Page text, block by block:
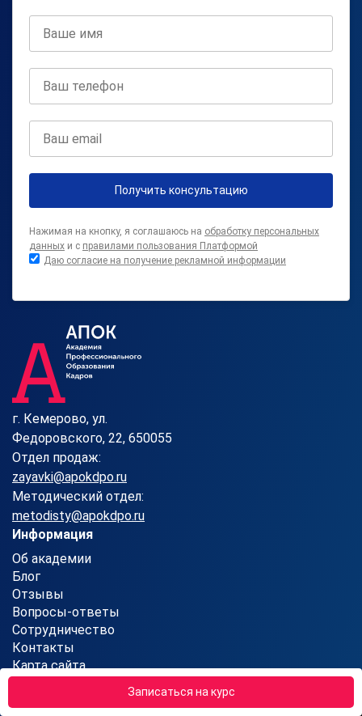
Записаться на курс
Получить консультацию
Нажимая на кнопку, я соглашаюсь на обработку персональных
данных и с правилами пользования Платформой
Даю согласие на получение рекламной информации
г. Кемерово, ул.
Федоровского, 22, 650055
Отдел продаж:
zayavki@apokdpo.ru
Методический отдел:
metodisty@apokdpo.ru
Информация
Об академии
Блог
Отзывы
Вопросы-ответы
Сотрудничество
Контакты
Карта сайта
Партнерская программа
Реферальная программа